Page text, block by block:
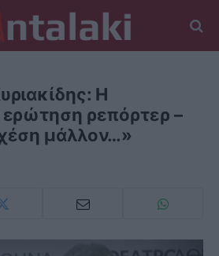
Η
ερώτηση ρεπόρτερ –
μάλλον…»